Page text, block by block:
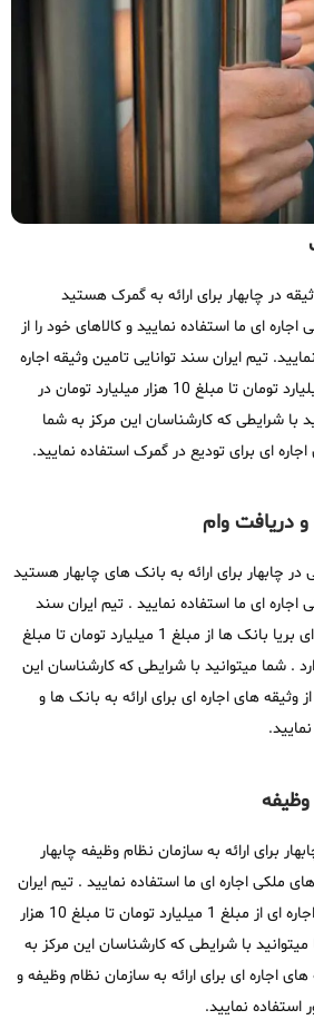
در چابهار برای ارائه به گمرک هستید
اجاره ای ما استفاده نمایید و کالاهای خود را از
تیم ایران سند توانایی تامین وثیقه اجاره
ای برای گمرک از مبلغ 1 میلیارد تومان تا مبلغ 10 هزار میلیارد تومان در
با شرایطی که کارشناسان این مرکز به شما
ای برای تودیع در گمرک استفاده نمایید.
و دریافت وام
در چابهار برای ارائه به بانک های چابهار هستید
اجاره ای ما استفاده نمایید . تیم ایران سند
توانایی تامین وثیقه اجاره ای بریا بانک ها از مبلغ 1 میلیارد تومان تا مبلغ
دارد . شما میتوانید با شرایطی که کارشناسان این
وثیقه های اجاره ای برای ارائه به بانک ها و
وظیفه
برای ارائه به سازمان نظام وظیفه چابهار
ملکی اجاره ای ما استفاده نمایید . تیم ایران
سند توانایی تامین وثیقه اجاره ای از مبلغ 1 میلیارد تومان تا مبلغ 10 هزار
میتوانید با شرایطی که کارشناسان این مرکز به
اجاره ای برای ارائه به سازمان نظام وظیفه و
نمایید.